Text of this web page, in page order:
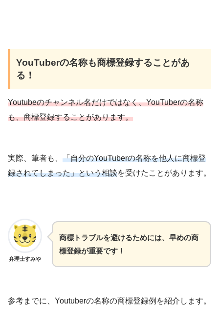
YouTuberの名称も商標登録することがあ
る！
Youtubeのチャンネル名だけではなく、YouTuberの名称
も、商標登録することがあります。
実際、筆者も、 「自分のYouTuberの名称を他人に商標登
録されてしまった」という相談を受けたことがあります。
弁理士すみや
商標トラブルを避けるためには、早めの商
標登録が重要です！
参考までに、Youtuberの名称の商標登録例を紹介します。